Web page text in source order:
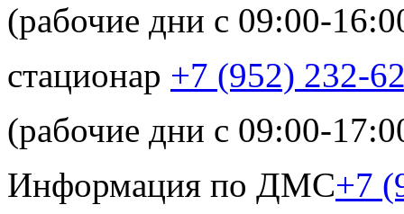
(рабочие дни с 09:00-
стационар +7 (952) 232-
(рабочие дни с 09:00-
Информация по ДМС+7